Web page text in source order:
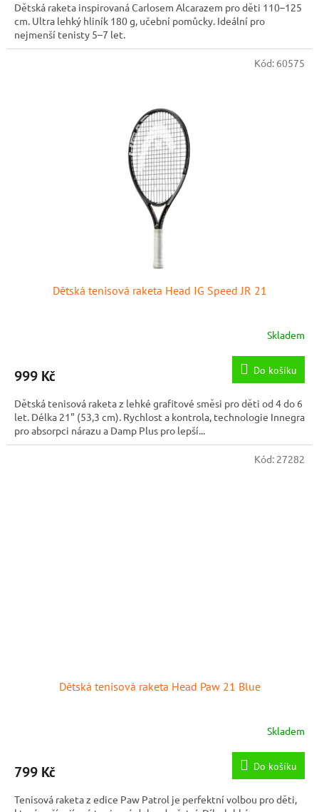
Dětská raketa inspirovaná Carlosem Alcarazem pro děti 110–125
cm. Ultra lehký hliník 180 g, učební pomůcky. Ideální pro
nejmenší tenisty 5–7 let.
Dětská tenisová raketa Head IG Speed JR 21
Skladem
999 Kč Do košíku
Dětská tenisová raketa z lehké grafitové směsi pro děti od 4 do 6
let. Délka 21" (53,3 cm). Rychlost a kontrola, technologie Innegra
pro absorpci nárazu a Damp Plus pro lepší...
Kód: 60575
Dětská tenisová raketa Head Paw 21 Blue
Skladem
799 Kč Do košíku
Tenisová raketa z edice Paw Patrol je perfektní volbou pro děti,
Kód: 27282